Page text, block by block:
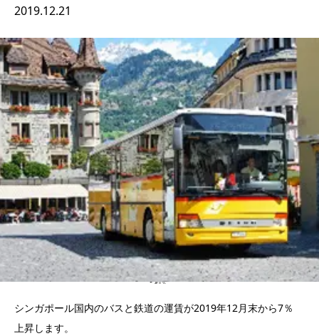
2019.12.21
シンガポール国内のバスと鉄道の運賃が2019年12月末から7％
上昇します。